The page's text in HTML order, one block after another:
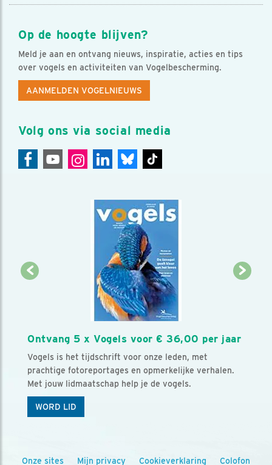
Op de hoogte blijven?
Meld je aan en ontvang nieuws, inspiratie, acties en tips
over vogels en activiteiten van Vogelbescherming.
AANMELDEN VOGELNIEUWS
Volg ons via social media
Ontvang 5 x Vogels voor € 36,00 per jaar
Vogels is het tijdschrift voor onze leden, met
prachtige fotoreportages en opmerkelijke verhalen.
Met jouw lidmaatschap help je de vogels.
WORD LID
Onze sites Mijn privacy Cookieverklaring Colofon